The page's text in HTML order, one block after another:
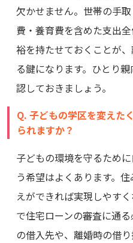
欠かせません。世帯の手
費・養育費を含めた支出
裕を持たせておくことが
る鍵になります。ひとり
認しておきましょう。
Q. 子どもの学区を変えた
られますか？
子どもの環境を守るため
う希望はよくあります。
えができれば実現しやす
で住宅ローンの審査に通
の借入先や、離婚時の借